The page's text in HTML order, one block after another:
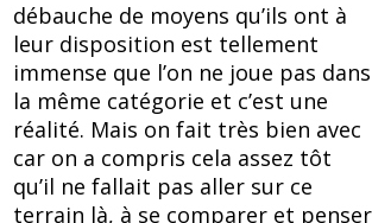
débauche de moyens qu’ils ont à
leur disposition est tellement
immense que l’on ne joue pas dans
la même catégorie et c’est une
réalité. Mais on fait très bien avec
car on a compris cela assez tôt
qu’il ne fallait pas aller sur ce
terrain là, à se comparer et penser